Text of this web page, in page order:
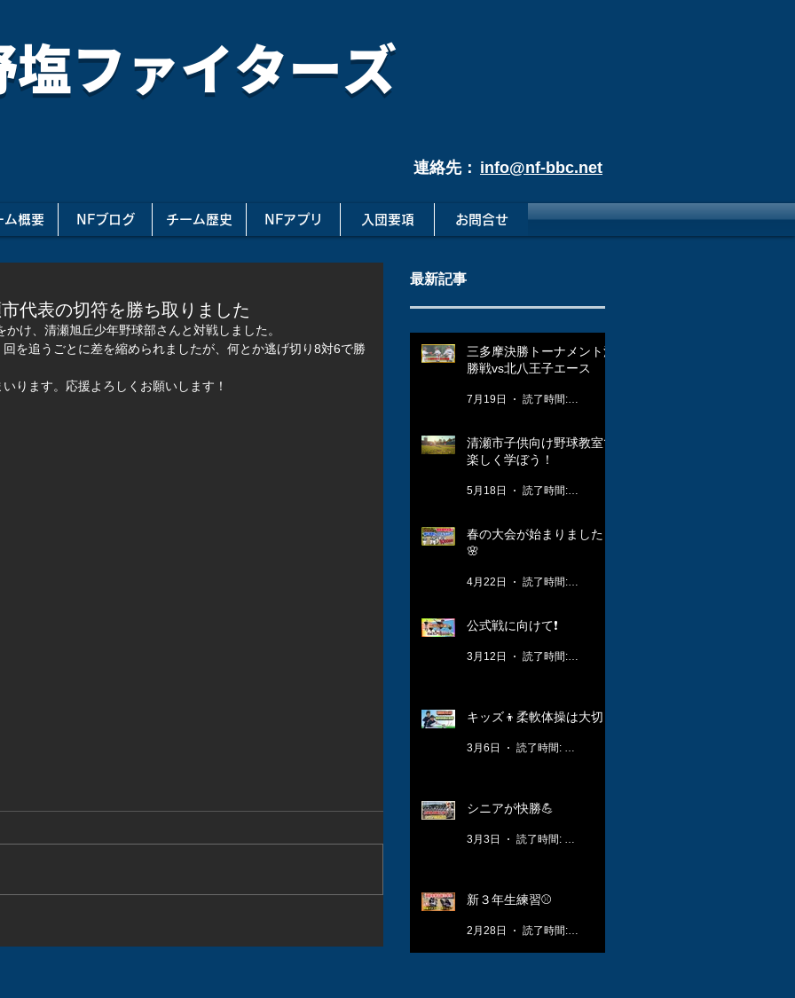
塩ファイターズ
連絡先： info@nf-bbc.net
ム概要 NFブログ チーム歴史 NFアプリ 入団要項 お問合せ
代表の切符を勝ち取りました
かけ、清瀬旭丘少年野球部さんと対戦しました。
を追うごとに差を縮められましたが、何とか逃げ切り8対6で勝
ります。応援よろしくお願いします！
最新記事
三多摩決勝トーナメント決
勝戦vs北八王子エース
7月19日
清瀬市子供向け野球教室で
楽しく学ぼう！
5月18日
春の大会が始まりました！
🌸
4月22日
公式戦に向けて❗️
3月12日
キッズ👦柔軟体操は大切🤸
3月6日
シニアが快勝💪
3月3日
新３年生練習⚾️
2月28日